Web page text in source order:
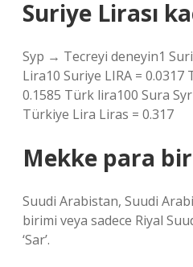
Suriye Lirası
Syp → Tecreyi deneyin1
Lira10 Suriye LIRA =
0.1585 Türk lira100 Sura
Türkiye Lira Liras = 0.317
Mekke para
Suudi Arabistan, Suudi
birimi veya sadece Riyal
‘Sar’.